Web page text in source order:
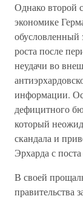
Однако второй
экономике
обусловленный
роста после
неудачи во
информации.
дефицитного
который
скандала и
Эрхарда с
В своей
правительства